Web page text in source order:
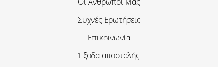
Συχνές Ερωτήσεις
Επικοινωνία
Έξοδα αποστολής